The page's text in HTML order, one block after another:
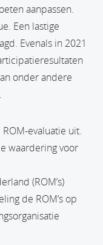
aanpassen.
Een lastige
Evenals in 2021
onder andere
evaluatie uit.
waardering voor
(ROM’s)
de ROM’s op